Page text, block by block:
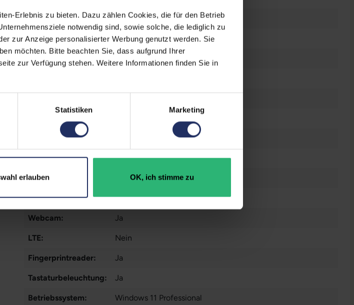
Erlebnis zu bieten. Dazu zählen Cookies, die für den Betrieb
notwendig sind, sowie solche, die lediglich zu
zur Anzeige personalisierter Werbung genutzt werden. Sie
möchten. Bitte beachten Sie, dass aufgrund Ihrer
zur Verfügung stehen. Weitere Informationen finden Sie in
Statistiken Marketing
erlauben OK, ich stimme zu
Zustand: Gebraucht
Grading: Gut
Displaygröße: 13,3 Zoll
CPU Generation:
Prozessorkerne: 4
Datenspeicher: 250 GB SSD
Arbeitsspeicher: 16 GB DDR4
Webcam: Ja
LTE: Nein
Fingerprintreader: Ja
Tastaturbeleuchtung: Ja
Betriebssystem: Windows 11 Professional